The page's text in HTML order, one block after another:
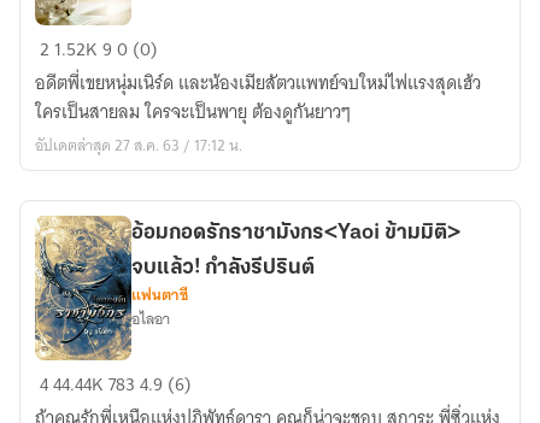
มนต์
มารุต
(Yaoi)
2 1.52K90 (0)
อดีตพี่เขยหนุ่มเนิร์ด และน้องเมียสัตวแพทย์จบใหม่ไฟแรงสุดเฮ้ว
ใครเป็นสายลม ใครจะเป็นพายุ ต้องดูกันยาวๆ
อัปเดตล่าสุด 27 ส.ค. 63 / 17:12 น.
อ้อม
กอด
อ้อมกอดรักราชามังกร<Yaoi ข้ามมิติ>
จบแล้ว! กำลังรีปรินต์
แฟนตาซี
อไลอา
444.44K7834.9 (6)